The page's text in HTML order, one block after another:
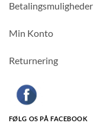
Betalingsmuligheder
Min Konto
Returnering
FØLG OS PÅ FACEBOOK